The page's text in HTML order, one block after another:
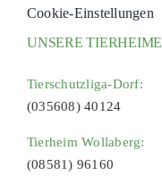
Cookie-Einstellungen
UNSERE TIERHEIME
Tierschutzliga-Dorf:
(035608) 40124
Tierheim Wollaberg:
(08581) 96160